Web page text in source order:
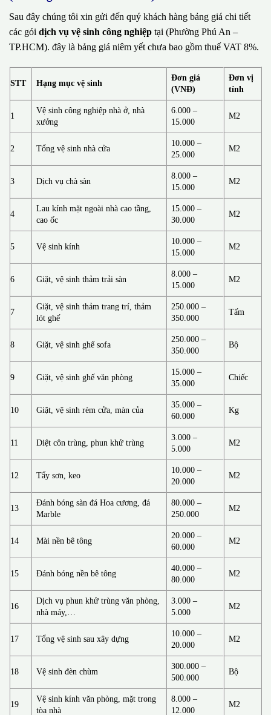
Sau đây chúng tôi xin gửi đến quý khách hàng bảng giá chi tiết
các gói dịch vụ vệ sinh công nghiệp tại (Phường Phú An –
TP.HCM). đây là bảng giá niêm yết chưa bao gồm thuế VAT 8%.
STT Hạng mục vệ sinh
Đơn giá
(VNĐ)
Đơn vị
tính
1
Vệ sinh công nghiệp nhà ở, nhà
xưởng
6.000 –
15.000
M2
2 Tổng vệ sinh nhà cửa
10.000 –
25.000
M2
3 Dịch vụ chà sàn
8.000 –
15.000
M2
4
Lau kính mặt ngoài nhà cao tầng,
cao ốc
15.000 –
30.000
M2
5 Vệ sinh kính
10.000 –
15.000
M2
6 Giặt, vệ sinh thảm trải sàn
8.000 –
15.000
M2
7
Giặt, vệ sinh thảm trang trí, thảm
lót ghế
250.000 –
350.000
Tấm
8 Giặt, vệ sinh ghế sofa
250.000 –
350.000
Bộ
9 Giặt, vệ sinh ghế văn phòng
15.000 –
35.000
Chiếc
10 Giặt, vệ sinh rèm cửa, màn của
35.000 –
60.000
Kg
11 Diệt côn trùng, phun khử trùng
3.000 –
5.000
M2
12 Tẩy sơn, keo
10.000 –
20.000
M2
13
Đánh bóng sàn đá Hoa cương, đá
Marble
80.000 –
250.000
M2
14 Mài nền bê tông
20.000 –
60.000
M2
15 Đánh bóng nền bê tông
40.000 –
80.000
M2
16
Dịch vụ phun khử trùng văn phòng,
nhà máy,…
3.000 –
5.000
M2
17 Tổng vệ sinh sau xây dựng
10.000 –
20.000
M2
18 Vệ sinh đèn chùm
300.000 –
500.000
Bộ
19
Vệ sinh kính văn phòng, mặt trong
tòa nhà
8.000 –
12.000
M2